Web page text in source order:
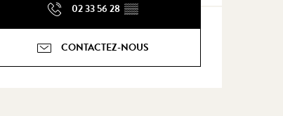
02 33 56 28 ▒▒
CONTACTEZ-NOUS